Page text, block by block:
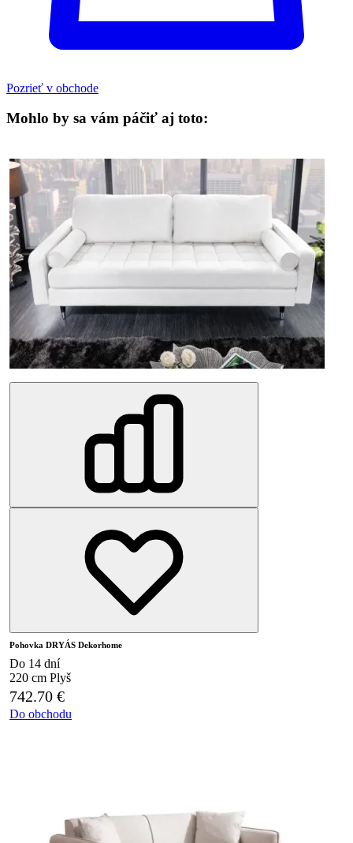
Pozrieť v obchode
Mohlo by sa vám páčiť aj toto:
Pohovka DRYÁS Dekorhome
Do 14 dní
220 cm Plyš
742.70 €
Do obchodu